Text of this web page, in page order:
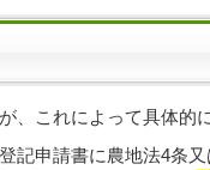
、これによって具体的
記申請書に農地法4条